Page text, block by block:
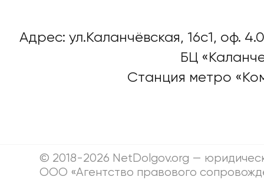
Адрес: ул.Каланчёвская, 16c1, оф.
БЦ
Станция метро
© 2018-2026 NetDolgov.org —
ООО «Агентство правового